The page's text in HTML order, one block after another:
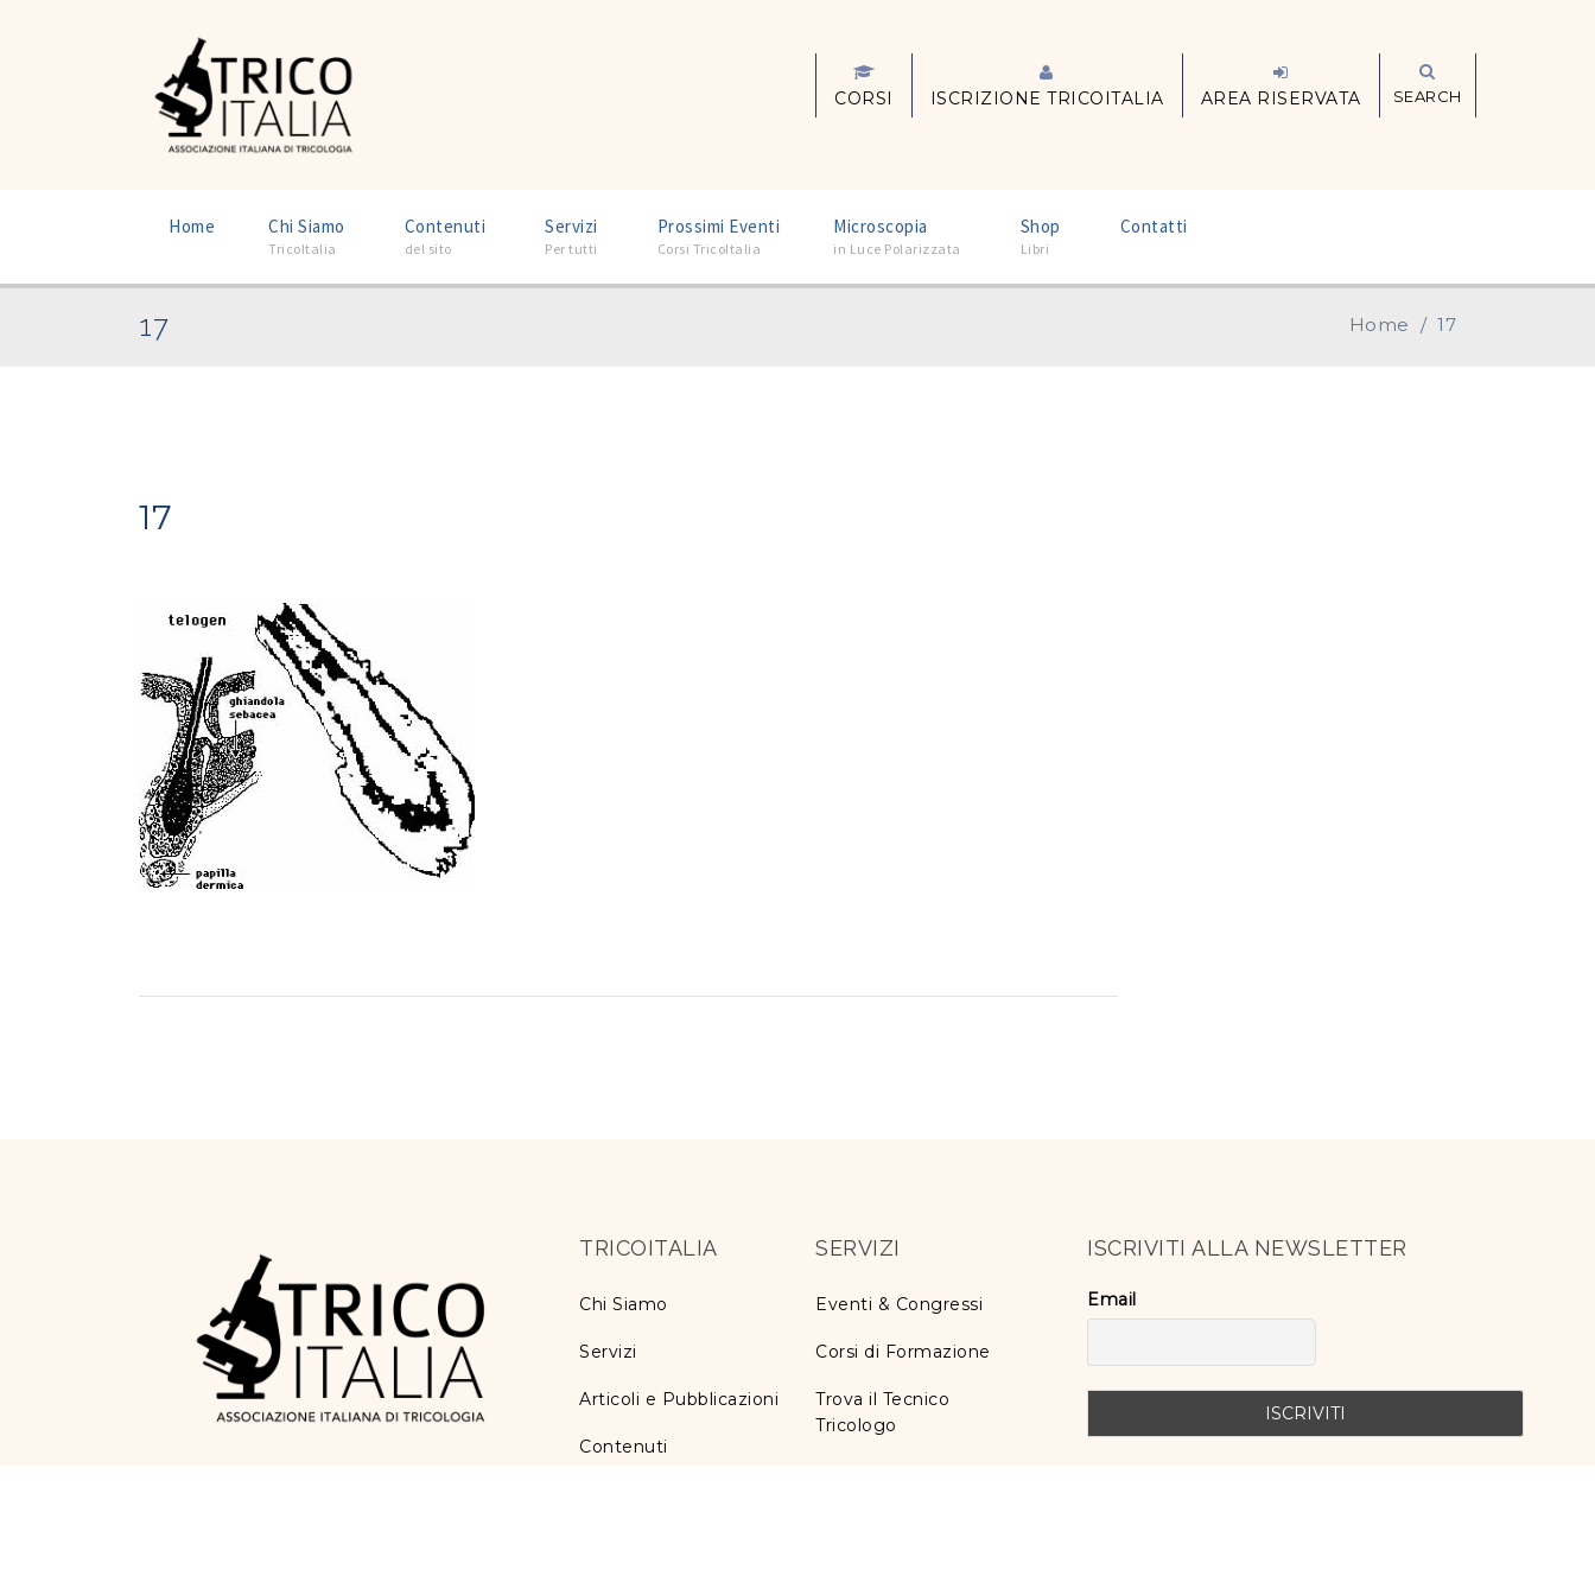
CORSI ISCRIZIONE TRICOITALIA AREA RISERVATA SEARCH
Home Chi Siamo
TricoItalia
Contenuti
del sito
Servizi
Per tutti
Prossimi Eventi
Corsi TricoItalia
Microscopia
in Luce Polarizzata
Shop
Libri
Contatti
17 Home / 17
17
TRICOITALIA
Chi Siamo
Servizi
Articoli e Pubblicazioni
Contenuti
SERVIZI
Eventi & Congressi
Corsi di Formazione
Trova il Tecnico
Tricologo
ISCRIVITI ALLA NEWSLETTER
Email